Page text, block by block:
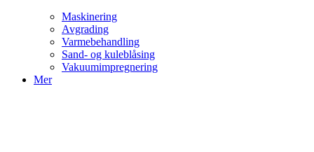
Maskinering
Avgrading
Varmebehandling
Sand- og kuleblåsing
Vakuumimpregnering
Mer